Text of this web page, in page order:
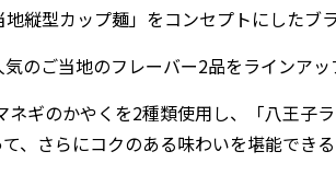
縦型カップ麺」をコンセプトにしたブラ
のご当地のフレーバー2品をラインアッ
ギのかやくを2種類使用し、「八王子
、さらにコクのある味わいを堪能できる